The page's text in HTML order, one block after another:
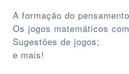
A formação do
Os jogos matemáticos
Sugestões de jogos;
e mais!